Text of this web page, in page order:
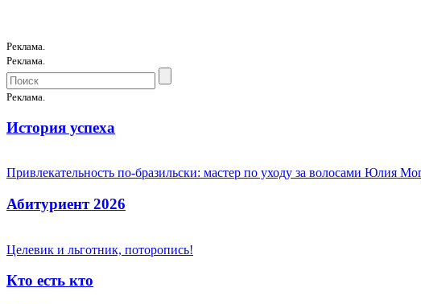
Реклама.
Реклама.
Реклама.
История успеха
Привлекательность по-бразильски: мастер по уходу за волосами Юлия
Абитуриент 2026
Целевик и льготник, поторопись!
Кто есть кто